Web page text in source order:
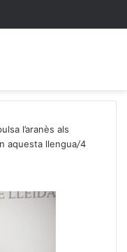
l’aranès als
aquesta llengua/4